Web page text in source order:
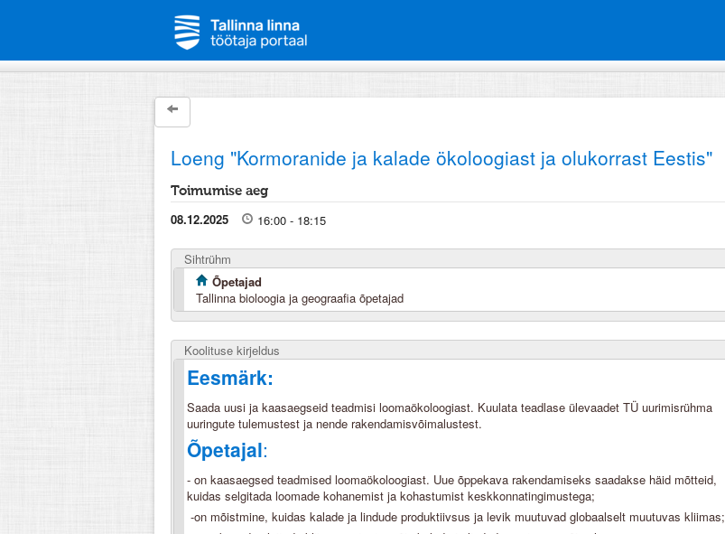
Loeng "Kormoranide ja kalade ökoloogiast ja olukorrast Eestis"
Toimumise aeg
08.12.2025 16:00 - 18:15
Sihtrühm
Õpetajad
Tallinna bioloogia ja geograafia õpetajad
Koolituse kirjeldus
Eesmärk:
Saada uusi ja kaasaegseid teadmisi loomaökoloogiast. Kuulata teadlase ülevaadet TÜ uurimisrühma
uuringute tulemustest ja nende rakendamisvõimalustest.
Õpetajal:
- on kaasaegsed teadmised loomaökoloogiast. Uue õppekava rakendamiseks saadakse häid mõtteid,
kuidas selgitada loomade kohanemist ja kohastumist keskkonnatingimustega;
-on mõistmine, kuidas kalade ja lindude produktiivsus ja levik muutuvad globaalselt muutuvas kliimas;